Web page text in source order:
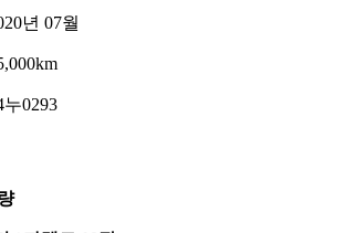
년 07월
누0293